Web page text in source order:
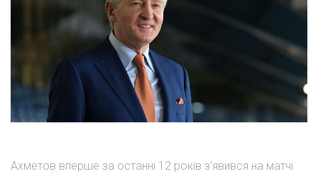
Ахметов вперше за останні 12 років з'явився на матчі